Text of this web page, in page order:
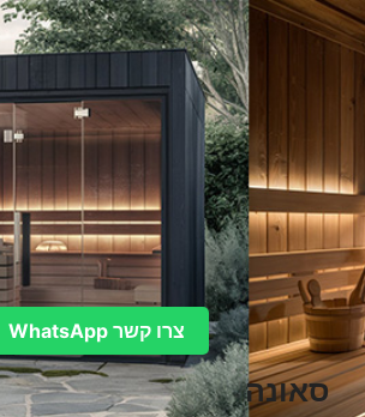
לדלג
לתוכן
סאונה
צרו קשר WhatsApp